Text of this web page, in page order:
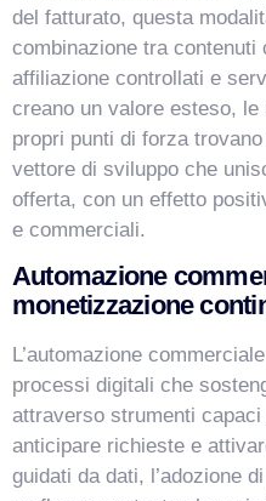
del fatturato, questa
combinazione tra
affiliazione controllati e
creano un valore esteso,
propri punti di forza
vettore di sviluppo che
offerta, con un effetto
e commerciali.
Automazione
monetizzazione
L’automazione
processi digitali che
attraverso strumenti
anticipare richieste e
guidati da dati, l’adozione